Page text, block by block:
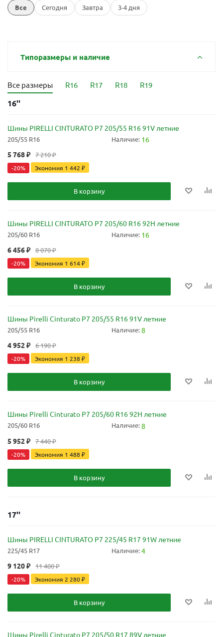
Все
Сегодня Завтра 3-4 дня
Типоразмеры и наличие
Все размеры R16 R17 R18 R19
16''
Шины PIRELLI CINTURATO P7 205/55 R16 91V летние
205/55 R16 Наличие: 16
5 768₽ 7 210₽
-20% Экономия 1 442 ₽
В корзину
Шины PIRELLI CINTURATO P7 205/60 R16 92H летние
205/60 R16 Наличие: 16
6 456₽ 8 070₽
-20% Экономия 1 614₽
В корзину
Шины Pirelli Cinturato P7 205/55 R16 91V летние
205/55 R16 Наличие:8
4 952₽ 6 190₽
-20% Экономия 1 238 ₽
В корзину
Шины Pirelli Cinturato P7 205/60 R16 92H летние
205/60 R16 Наличие:8
5 952 ₽ 7 440₽
-20% Экономия 1 488 ₽
В корзину
17''
Шины PIRELLI CINTURATO P7 225/45 R17 91W летние
225/45 R17 Наличие:4
9 120₽ 11 400₽
-20% Экономия 2 280₽
В корзину
Шины Pirelli Cinturato P7 205/50 R17 89V летние